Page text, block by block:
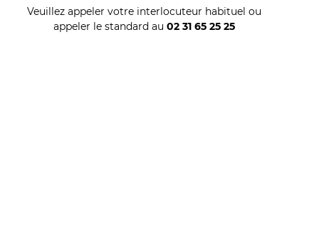
Veuillez appeler votre interlocuteur habituel ou
appeler le standard au 02 31 65 25 25